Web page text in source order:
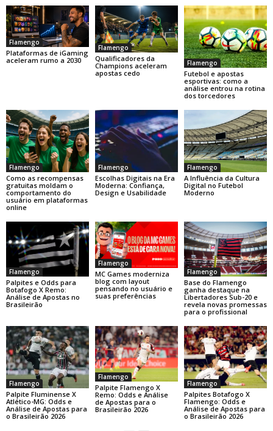
Flamengo
Plataformas de iGaming
aceleram rumo a 2030
Flamengo
Qualificadores da
Champions aceleram
apostas cedo
Flamengo
Futebol e apostas
esportivas: como a
análise entrou na rotina
dos torcedores
Flamengo
Como as recompensas
gratuitas moldam o
comportamento do
usuário em plataformas
online
Flamengo
Escolhas Digitais na Era
Moderna: Confiança,
Design e Usabilidade
Flamengo
A Influência da Cultura
Digital no Futebol
Moderno
Flamengo
Palpites e Odds para
Botafogo X Remo:
Análise de Apostas no
Brasileirão
Flamengo
MC Games moderniza
blog com layout
pensando no usuário e
suas preferências
Flamengo
Base do Flamengo
ganha destaque na
Libertadores Sub-20 e
revela novas promessas
para o profissional
Flamengo
Palpite Fluminense X
Atlético-MG: Odds e
Análise de Apostas para
o Brasileirão 2026
Flamengo
Palpite Flamengo X
Remo: Odds e Análise
de Apostas para o
Brasileirão 2026
Flamengo
Palpites Botafogo X
Flamengo: Odds e
Análise de Apostas para
o Brasileirão 2026